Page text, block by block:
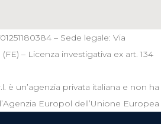
– Sede legale: Via
(FE) – Licenza investigativa ex art. 134
è un’agenzia privata italiana e non ha
Europol dell’Unione Europea